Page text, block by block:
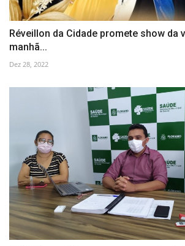
Réveillon da Cidade promete show da
manhã...
Dez 28, 2022